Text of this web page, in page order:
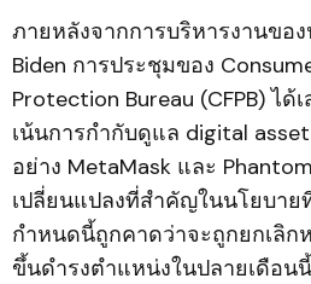
ภายหลังจากการบริหารงานขอ
Biden การประชุมของ
Protection Bureau (CFPB) ไ
เน้นการกำกับดูแล digital
อย่าง MetaMask และ
เปลี่ยนแปลงที่สำคัญในนโยบาย
กำหนดนี้ถูกคาดว่าจะถูกยกเลิก
ขึ้นดำรงตำแหน่งในปลายเดือนนี้